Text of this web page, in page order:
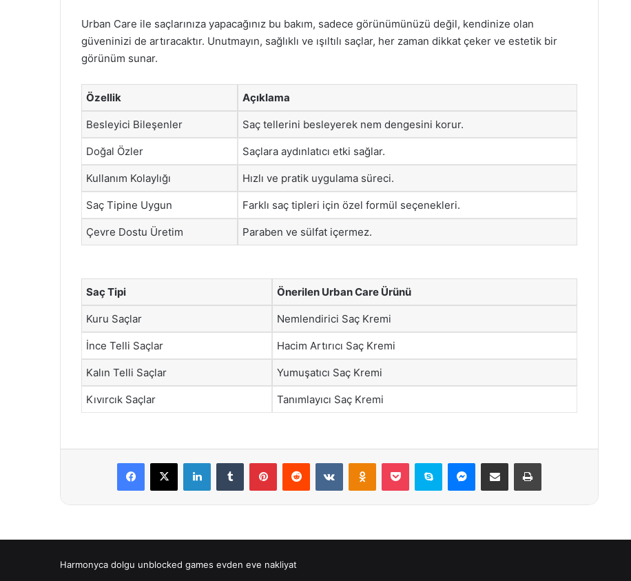
Urban Care ile saçlarınıza yapacağınız bu bakım, sadece görünümünüzü değil, kendinize olan
güveninizi de artıracaktır. Unutmayın, sağlıklı ve ışıltılı saçlar, her zaman dikkat çeker ve estetik bir
görünüm sunar.
Özellik Açıklama
Besleyici Bileşenler Saç tellerini besleyerek nem dengesini korur.
Doğal Özler Saçlara aydınlatıcı etki sağlar.
Kullanım Kolaylığı Hızlı ve pratik uygulama süreci.
Saç Tipine Uygun Farklı saç tipleri için özel formül seçenekleri.
Çevre Dostu Üretim Paraben ve sülfat içermez.
Saç Tipi Önerilen Urban Care Ürünü
Kuru Saçlar Nemlendirici Saç Kremi
İnce Telli Saçlar Hacim Artırıcı Saç Kremi
Kalın Telli Saçlar Yumuşatıcı Saç Kremi
Kıvırcık Saçlar Tanımlayıcı Saç Kremi
Facebook
X LinkedInTumblr PinterestReddit VKontakteOdnoklassniki
Pocket Skype Messenger
E-Posta ile paylaş Yazdır
Harmonyca dolgu unblocked games evden eve nakliyat